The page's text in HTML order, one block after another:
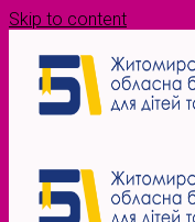
Skip to content